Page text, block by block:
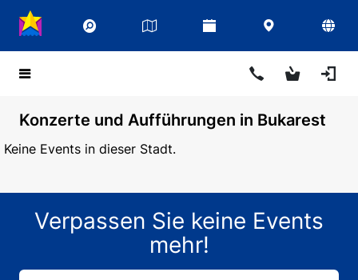
Konzerte und Aufführungen in Bukarest
Keine Events in dieser Stadt.
Verpassen Sie keine Events
mehr!